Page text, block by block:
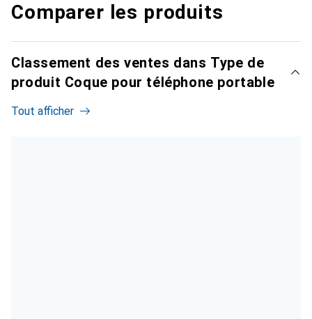
Comparer les produits
Classement des ventes dans Type de
produit Coque pour téléphone portable
Tout afficher